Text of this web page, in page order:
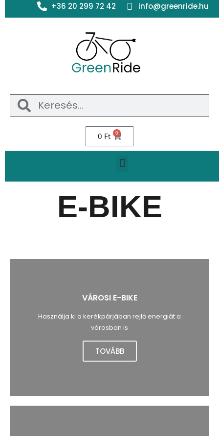
+36 20 299 72 42 info@greenride.hu
0 Ft 0
E-BIKE
VÁROSI E-BIKE
Használja ki a kerékpárjában rejlő energiát a
városban is
TOVÁBB